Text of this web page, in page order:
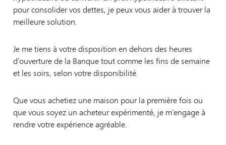
pour consolider vos dettes, je peux vous aider à trouver la
meilleure solution.
Je me tiens à votre disposition en dehors des heures
d’ouverture de la Banque tout comme les fins de semaine
et les soirs, selon votre disponibilité.
Que vous achetiez une maison pour la première fois ou
que vous soyez un acheteur expérimenté, je m’engage à
rendre votre expérience agréable.